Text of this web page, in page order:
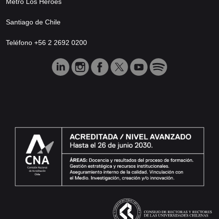
Santiago de Chile
Teléfono +56 2 2692 0200